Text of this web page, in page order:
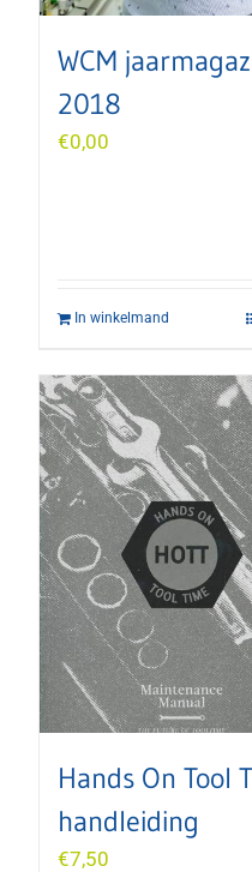
WCM
2018
€0,00
In winkelmand
Hands On Tool
handleiding
€7,50